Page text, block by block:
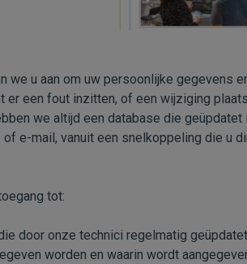
we u aan om uw persoonlijke gegevens
er een fout inzitten, of een wijziging
we altijd een database die
e-mail, vanuit een snelkoppeling die u
tot:
door onze technici regelmatig
worden en waarin wordt